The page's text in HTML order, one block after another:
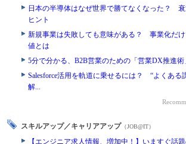
日本の半導体はなぜ世界で勝てなくなった？
ヒント
新規事業は失敗しても意味がある？ 事業化だ
値とは
5分で分かる、B2B営業のための「営業DX推進術
Salesforce活用を軌道に乗せるには？ “よくある
解...
スキルアップ／キャリアアップ （JOB@IT）
【エンジニア求人情報、増加中！】いますぐ話